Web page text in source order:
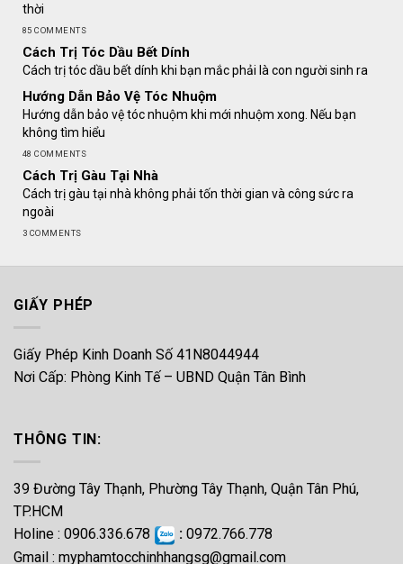
thời
85 COMMENTS
Cách Trị Tóc Dầu Bết Dính
Cách trị tóc dầu bết dính khi bạn mắc phải là con người sinh ra
Hướng Dẫn Bảo Vệ Tóc Nhuộm
Hướng dẫn bảo vệ tóc nhuộm khi mới nhuộm xong. Nếu bạn
không tìm hiểu
48 COMMENTS
Cách Trị Gàu Tại Nhà
Cách trị gàu tại nhà không phải tốn thời gian và công sức ra
ngoài
3 COMMENTS
GIẤY PHÉP
Giấy Phép Kinh Doanh Số 41N8044944
Nơi Cấp: Phòng Kinh Tế – UBND Quận Tân Bình
THÔNG TIN:
39 Đường Tây Thạnh, Phường Tây Thạnh, Quận Tân Phú,
TP.HCM
Holine : 0906.336.678
: 0972.766.778
Gmail : myphamtocchinhhangsg@gmail.com